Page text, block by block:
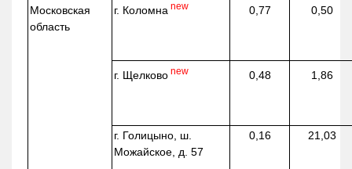
Московская
область
г. Коломна new 0,77 0,50
г. Щелково new 0,48 1,86
г. Голицыно, ш.
Можайское, д. 57
0,16 21,03